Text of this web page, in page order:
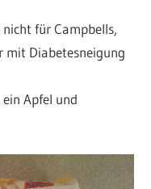
für Campbells,
mit Diabetesneigung
Apfel und